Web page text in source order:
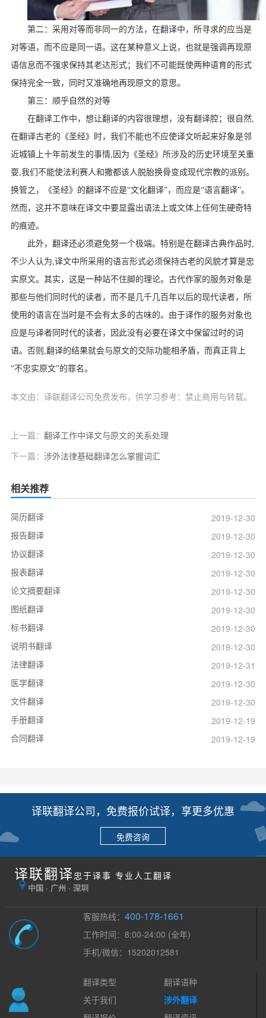
第二：采用对等而非同一的方法，在翻译中，所寻求的应当是
对等语，而不应是同一语。这在某种意义上说，也就是强调再现原
语信息而不强求保持其老达形式；我们不可能既使两种语育的形式
保持完全一致，同时又准确地再现原文的意思。
第三：顺乎自然的对等
在翻译工作中，想让翻译的内容很理想，没有翻译腔；很自然,
在翻译古老的《圣经》时，我们不能也不应使译文听起来好象是邻
近城镇上十年前发生的事情, 因为《圣经》所涉及的历史环境至关重
耍,我们不能使法利赛人和撒都该人脱胎换骨变成现代宗教的派别。
换管之，《圣经》的翻译不应是“文化翻译”，而应是“语言翻译”。
然而，这并不意味在译文中要显露出语法上或文体上任何生硬奇特
的痕迹。
此外，翻译还必须避免努一个极端。特别是在翻译古典作品时,
不少人认为,译文中所采用的语言形式必须保持古老的风貌才算是忠
实原文。其实，这是一种站不住脚的理论。古代作家的服务对象是
那些与他们同时代的读者，而不是几千几百年以后的现代读者，所
使用的语言在当时是不会有太多的古味的。由于译作的服务对象也
应是与译者同时代的读者，因此没有必要在译文中保留过时的词
语。否则 ,翻译的结果就会与原文的交际功能相矛盾，而真正背上
“不忠实原文”的罪名。
本文由：译联翻译公司免费发布，供学习参考：禁止商用与转载。
上一篇： 翻译工作中译文与原文的关系处理
下一篇： 涉外法律基础翻译怎么掌握词汇
相关推荐
简历翻译
2019-12-30
报告翻译
2019-12-30
协议翻译
2019-12-30
报表翻译
2019-12-30
论文摘要翻译
2019-12-30
图纸翻译
2019-12-30
标书翻译
2019-12-30
说明书翻译
2019-12-30
法律翻译
2019-12-31
医学翻译
2019-12-30
文件翻译
2019-12-30
手册翻译
2019-12-19
合同翻译
2019-12-19
译联翻译公司，免费报价试译，享更多优惠
免费咨询
译联翻译 忠于译事 专业人工翻译
中国 · 广州 · 深圳
客服热线：400-178-1661
工作时间：8:00-24:00 (全年)
手机/微信：15202012581
翻译类型
翻译语种
关于我们
涉外翻译